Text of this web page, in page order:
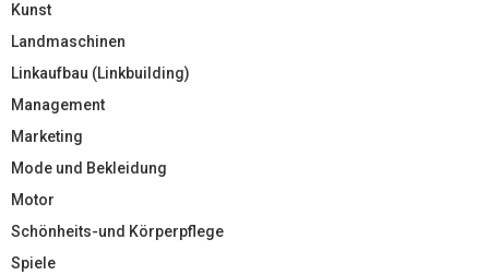
Kunst
Landmaschinen
Linkaufbau (Linkbuilding)
Management
Marketing
Mode und Bekleidung
Motor
Schönheits-und Körperpflege
Spiele